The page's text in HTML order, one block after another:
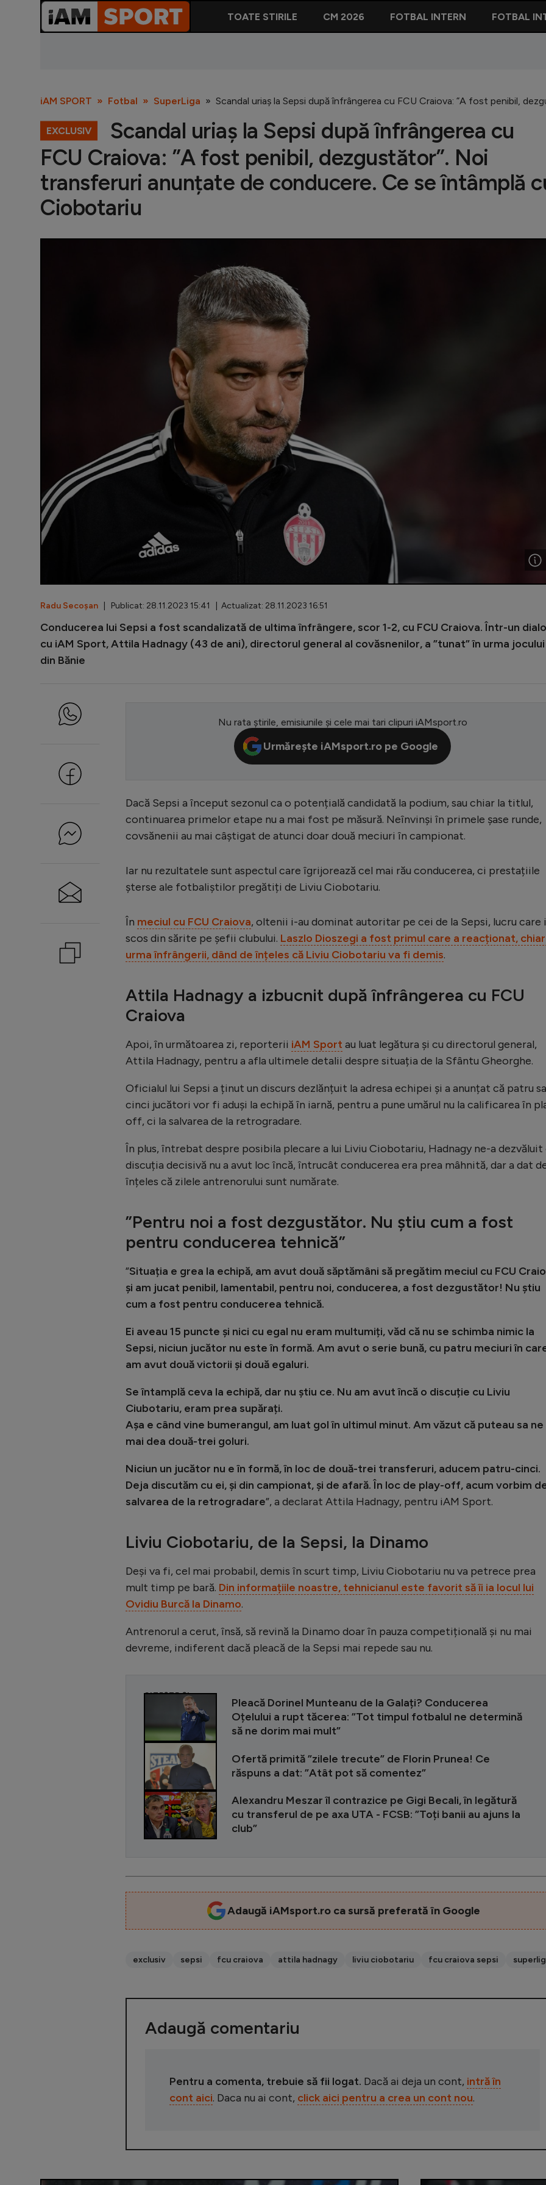
TOATE STIRILE CM 2026 FOTBAL INTERN FOTBAL
iAM SPORT Fotbal SuperLiga Scandal uriaș la Sepsi după înfrângerea cu FCU Craiova: ”A fost penibil,
EXCLUSIV
Scandal uriaș la Sepsi după înfrângerea cu
FCU Craiova: ”A fost penibil, dezgustător”. Noi
transferuri anunțate de conducere. Ce se întâmplă
Ciobotariu
Radu Secoșan | Publicat: 28.11.2023 15:41 | Actualizat: 28.11.2023 16:51
Conducerea lui Sepsi a fost scandalizată de ultima înfrângere, scor 1-2, cu FCU Craiova. Într-un
cu iAM Sport, Attila Hadnagy (43 de ani), directorul general al covăsnenilor, a ”tunat” în urma jocului
din Bănie
Nu rata știrile, emisiunile și cele mai tari clipuri iAMsport.ro
Urmărește iAMsport.ro pe Google
Dacă Sepsi a început sezonul ca o potențială candidată la podium, sau chiar la titlul,
continuarea primelor etape nu a mai fost pe măsură. Neînvinși în primele șase runde,
covsănenii au mai câștigat de atunci doar două meciuri în campionat.
Iar nu rezultatele sunt aspectul care îgrijorează cel mai rău conducerea, ci prestațiile
șterse ale fotbaliștilor pregătiți de Liviu Ciobotariu.
În meciul cu FCU Craiova, oltenii i-au dominat autoritar pe cei de la Sepsi, lucru care
scos din sărite pe șefii clubului. Laszlo Dioszegi a fost primul care a reacționat,
urma înfrângerii, dând de înțeles că Liviu Ciobotariu va fi demis.
Attila Hadnagy a izbucnit după înfrângerea cu FCU
Craiova
Apoi, în următoarea zi, reporterii iAM Sport au luat legătura și cu directorul general,
Attila Hadnagy, pentru a afla ultimele detalii despre situația de la Sfântu Gheorghe.
Oficialul lui Sepsi a ținut un discurs dezlănțuit la adresa echipei și a anunțat că patru
cinci jucători vor fi aduși la echipă în iarnă, pentru a pune umărul nu la calificarea în
off, ci la salvarea de la retrogradare.
În plus, întrebat despre posibila plecare a lui Liviu Ciobotariu, Hadnagy ne-a dezvăluit
discuția decisivă nu a avut loc încă, întrucât conducerea era prea mâhnită, dar a dat
înțeles că zilele antrenorului sunt numărate.
”Pentru noi a fost dezgustător. Nu știu cum a fost
pentru conducerea tehnică”
”Situația e grea la echipă, am avut două săptămâni să pregătim meciul cu FCU
și am jucat penibil, lamentabil, pentru noi, conducerea, a fost dezgustător! Nu știu
cum a fost pentru conducerea tehnică.
Ei aveau 15 puncte și nici cu egal nu eram multumiți, văd că nu se schimba nimic la
Sepsi, niciun jucător nu este în formă. Am avut o serie bună, cu patru meciuri în
am avut două victorii și două egaluri.
Se întamplă ceva la echipă, dar nu știu ce. Nu am avut încă o discuție cu Liviu
Ciubotariu, eram prea supărați.
Așa e când vine bumerangul, am luat gol în ultimul minut. Am văzut că puteau sa ne
mai dea două-trei goluri.
Niciun un jucător nu e în formă, în loc de două-trei transferuri, aducem patru-cinci.
Deja discutăm cu ei, și din campionat, și de afară. În loc de play-off, acum vorbim
salvarea de la retrogradare”, a declarat Attila Hadnagy, pentru iAM Sport.
Liviu Ciobotariu, de la Sepsi, la Dinamo
Deși va fi, cel mai probabil, demis în scurt timp, Liviu Ciobotariu nu va petrece prea
mult timp pe bară. Din informațiile noastre, tehnicianul este favorit să îi ia locul lui
Ovidiu Burcă la Dinamo.
Antrenorul a cerut, însă, să revină la Dinamo doar în pauza competițională și nu mai
devreme, indiferent dacă pleacă de la Sepsi mai repede sau nu.
CITEȘTE ȘI
Pleacă Dorinel Munteanu de la Galați? Conducerea
Oțelului a rupt tăcerea: ”Tot timpul fotbalul ne determină
să ne dorim mai mult”
Ofertă primită ”zilele trecute” de Florin Prunea! Ce
răspuns a dat: ”Atât pot să comentez”
Alexandru Meszar îl contrazice pe Gigi Becali, în legătură
cu transferul de pe axa UTA - FCSB: ”Toți banii au ajuns la
club”
Adaugă iAMsport.ro ca sursă preferată în Google
exclusiv sepsi fcu craiova attila hadnagy liviu ciobotariu fcu craiova sepsi
Adaugă comentariu
Pentru a comenta, trebuie să fii logat. Dacă ai deja un cont, intră în
cont aici. Daca nu ai cont, click aici pentru a crea un cont nou.